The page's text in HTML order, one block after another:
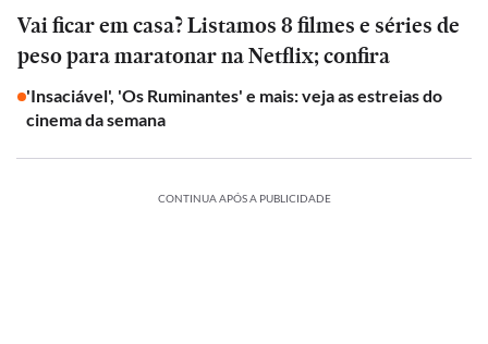
Vai ficar em casa? Listamos 8 filmes e séries de
peso para maratonar na Netflix; confira
'Insaciável', 'Os Ruminantes' e mais: veja as estreias do
cinema da semana
CONTINUA APÓS A PUBLICIDADE